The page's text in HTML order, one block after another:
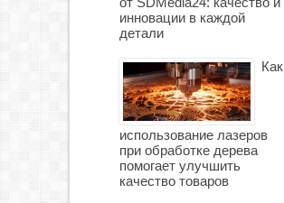
инновации в каждой
детали
Как
использование лазеров
при обработке дерева
помогает улучшить
качество товаров